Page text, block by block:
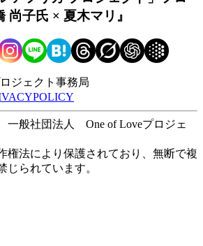
尚子氏 × 夏木マリ』
ロジェクト事務局
一般社団法人 One of Loveプロジェ
権法により保護されており、無断で複
じられています。